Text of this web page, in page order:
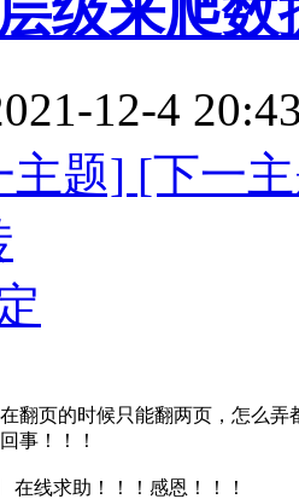
12-4
主题] [下一
翻页的时候只能翻两页，怎么
事！！！
线求助！！！感恩！！！